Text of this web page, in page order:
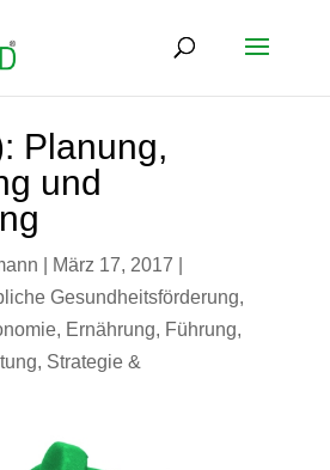
Planung,
und
März 17, 2017
Gesundheitsförderung,
, Ernährung, Führung,
, Strategie &